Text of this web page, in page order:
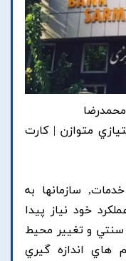
متوازن | کارت
سازمانها به
خود نياز پيدا
سنتي و تغيير محيط
هاي اندازه گيري